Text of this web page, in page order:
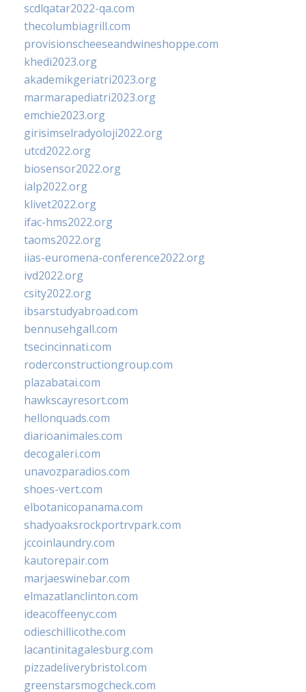
scdlqatar2022-qa.com
thecolumbiagrill.com
provisionscheeseandwineshoppe.com
khedi2023.org
akademikgeriatri2023.org
marmarapediatri2023.org
emchie2023.org
girisimselradyoloji2022.org
utcd2022.org
biosensor2022.org
ialp2022.org
klivet2022.org
ifac-hms2022.org
taoms2022.org
iias-euromena-conference2022.org
ivd2022.org
csity2022.org
ibsarstudyabroad.com
bennusehgall.com
tsecincinnati.com
roderconstructiongroup.com
plazabatai.com
hawkscayresort.com
hellonquads.com
diarioanimales.com
decogaleri.com
unavozparadios.com
shoes-vert.com
elbotanicopanama.com
shadyoaksrockportrvpark.com
jccoinlaundry.com
kautorepair.com
marjaeswinebar.com
elmazatlanclinton.com
ideacoffeenyc.com
odieschillicothe.com
lacantinitagalesburg.com
pizzadeliverybristol.com
greenstarsmogcheck.com